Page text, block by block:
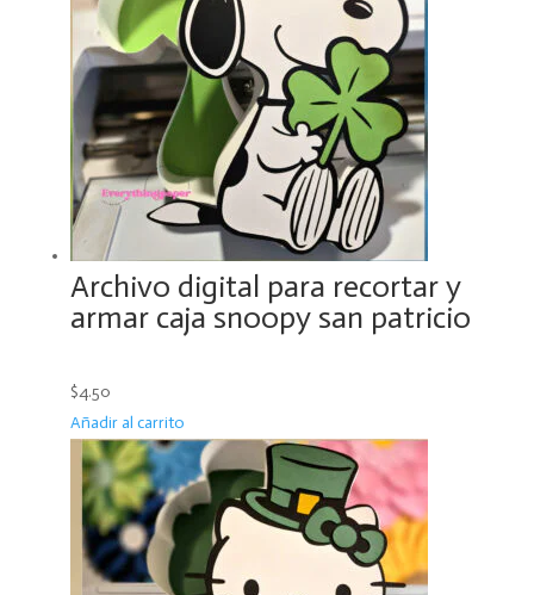
Archivo digital para recortar y
armar caja snoopy san patricio
$4.50
Añadir al carrito